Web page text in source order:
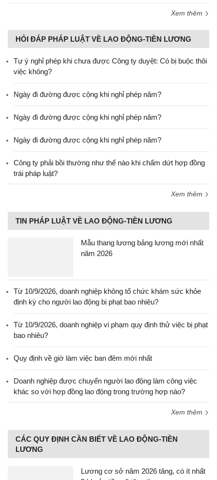
Xem thêm
HỎI ĐÁP PHÁP LUẬT VỀ LAO ĐỘNG-TIỀN LƯƠNG
Tự ý nghỉ phép khi chưa được Công ty duyệt: Có bị buộc thôi
việc không?
Ngày đi đường được cộng khi nghỉ phép năm?
Ngày đi đường được cộng khi nghỉ phép năm?
Ngày đi đường được cộng khi nghỉ phép năm?
Công ty phải bồi thường như thế nào khi chấm dứt hợp đồng
trái pháp luật?
Xem thêm
TIN PHÁP LUẬT VỀ LAO ĐỘNG-TIỀN LƯƠNG
Mẫu thang lương bảng lương mới nhất
năm 2026
Từ 10/9/2026, doanh nghiệp không tổ chức khám sức khỏe
định kỳ cho người lao động bị phạt bao nhiêu?
Từ 10/9/2026, doanh nghiệp vi phạm quy định thử việc bị phạt
bao nhiêu?
Quy định về giờ làm việc ban đêm mới nhất
Doanh nghiệp được chuyển người lao động làm công việc
khác so với hợp đồng lao động trong trường hợp nào?
Xem thêm
CÁC QUY ĐỊNH CẦN BIẾT VỀ LAO ĐỘNG-TIỀN
LƯƠNG
Lương cơ sở năm 2026 tăng, có ít nhất